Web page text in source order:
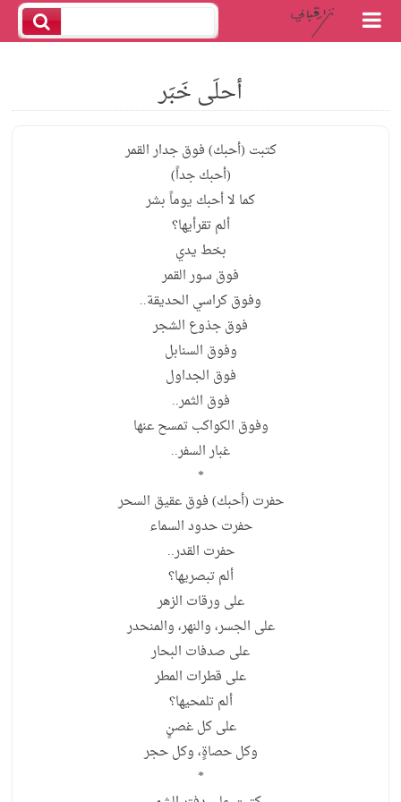
أحلَى خَبَر
كتبت (أحبك) فوق جدار القمر
(أحبك جداً)
كما لا أحبك يوماً بشر
ألم تقرأيها؟
بخط يدي
فوق سور القمر
وفوق كراسي الحديقة..
فوق جذوع الشجر
وفوق السنابل
فوق الجداول
فوق الثمر..
وفوق الكواكب تمسح عنها
غبار السفر..
*
حفرت (أحبك) فوق عقيق السحر
حفرت حدود السماء
حفرت القدر..
ألم تبصريها؟
على ورقات الزهر
على الجسر، والنهر، والمنحدر
على صدفات البحار
على قطرات المطر
ألم تلمحيها؟
على كل غصنٍ
وكل حصاةٍ، وكل حجر
*